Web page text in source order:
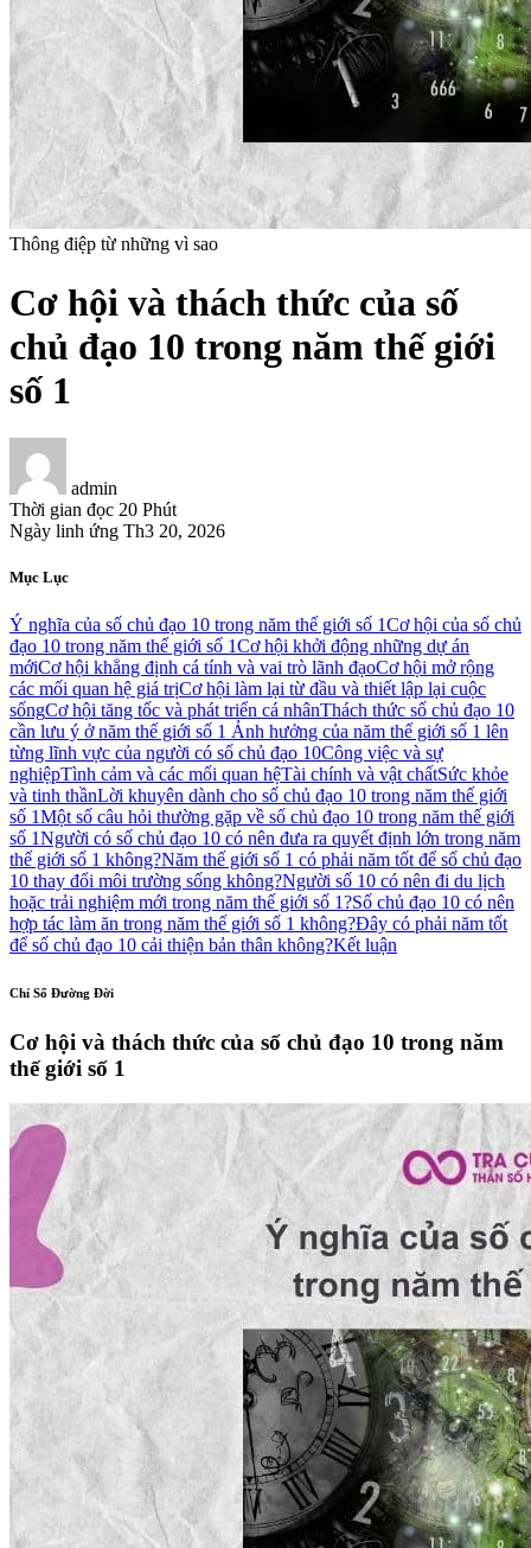
Thông điệp từ những vì sao
Cơ hội và thách thức của số
chủ đạo 10 trong năm thế giới
số 1
admin
Thời gian đọc 20 Phút
Ngày linh ứng Th3 20, 2026
Mục Lục
Ý nghĩa của số chủ đạo 10 trong năm thế giới số 1Cơ hội của số chủ
đạo 10 trong năm thế giới số 1Cơ hội khởi động những dự án
mớiCơ hội khẳng định cá tính và vai trò lãnh đạoCơ hội mở rộng
các mối quan hệ giá trịCơ hội làm lại từ đầu và thiết lập lại cuộc
sốngCơ hội tăng tốc và phát triển cá nhânThách thức số chủ đạo 10
cần lưu ý ở năm thế giới số 1 Ảnh hưởng của năm thế giới số 1 lên
từng lĩnh vực của người có số chủ đạo 10Công việc và sự
nghiệpTình cảm và các mối quan hệTài chính và vật chấtSức khỏe
và tinh thầnLời khuyên dành cho số chủ đạo 10 trong năm thế giới
số 1Một số câu hỏi thường gặp về số chủ đạo 10 trong năm thế giới
số 1Người có số chủ đạo 10 có nên đưa ra quyết định lớn trong năm
thế giới số 1 không?Năm thế giới số 1 có phải năm tốt để số chủ đạo
10 thay đổi môi trường sống không?Người số 10 có nên đi du lịch
hoặc trải nghiệm mới trong năm thế giới số 1?Số chủ đạo 10 có nên
hợp tác làm ăn trong năm thế giới số 1 không?Đây có phải năm tốt
để số chủ đạo 10 cải thiện bản thân không?Kết luận
Chỉ Số Đường Đời
Cơ hội và thách thức của số chủ đạo 10 trong năm
thế giới số 1